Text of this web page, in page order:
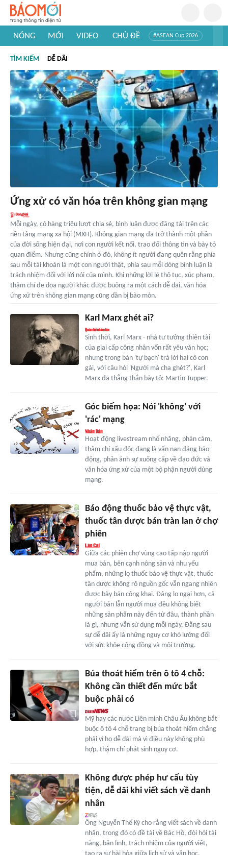
NÓNG MỚI VIDEO CHỦ ĐỀ #ASEAN Cup 2026
#Khám phá Việt Nam
TÌM KIẾM DỄ DÃI
Ứng xử có văn hóa trên không gian mạng
Mỗi ngày, có hàng triệu lượt chia sẻ, bình luận được đăng tải trên các
nền tảng mạng xã hội (MXH). Không gian mạng đã trở thành một phần
của đời sống hiện đại, nơi con người kết nối, trao đổi thông tin và bày tỏ
quan điểm. Nhưng cũng chính ở đó, không ít người đang quên rằng phía
sau mỗi tài khoản là một con người thật, phía sau mỗi dòng bình luận là
trách nhiệm đối với lời nói của mình. Khi những lời lẽ thô tục, xúc phạm,
thậm chí đe dọa người khác được buông ra một cách dễ dãi, văn hóa
ứng xử trên không gian mạng cũng dần bị bào mòn.
Karl Marx ghét ai?
Sinh thời, Karl Marx - nhà tư tưởng thiên tài
của giai cấp công nhân vốn rất yêu văn học;
nhưng trong bản 'tự bạch' trả lời hai cô con
gái, với câu hỏi 'Người mà cha ghét?', Karl
Marx đã thẳng thắn bày tỏ: Martin Tupper.
Góc biếm họa: Nói 'không' với
'rác' mạng
Hoạt động livestream nhố nhăng, phản cảm,
thậm chí xấu độc đang là vấn nạn đáng báo
động, phản ánh sự xuống cấp về đạo đức và
văn hóa ứng xử của một bộ phận người dùng
mạng.
Báo động thuốc bảo vệ thực vật,
thuốc tân dược bán tràn lan ở chợ
phiên
Giữa các phiên chợ vùng cao tấp nập người
mua bán, bên cạnh nông sản và nhu yếu
phẩm, những lọ thuốc bảo vệ thực vật, thuốc
tân dược không rõ nguồn gốc vẫn ngang nhiên
được bày bán công khai. Đáng lo ngại hơn, cả
người bán lẫn người mua đều không biết
những sản phẩm này đến từ đâu, thành phần
là gì, nhưng vẫn sử dụng mỗi ngày. Đằng sau
sự dễ dãi ấy là những nguy cơ khó lường đối
với sức khỏe cộng đồng và môi trường.
Búa thoát hiểm trên ô tô 4 chỗ:
Không cần thiết đến mức bắt
buộc phải có
Mỹ hay các nước Liên minh Châu Âu không bắt
buộc ô tô 4 chỗ trang bị búa thoát hiểm chẳng
phải vì họ dễ dãi mà vì điều này không phù
hợp, thậm chí phát sinh nguy cơ.
Không được phép hư cấu tùy
tiện, dễ dãi khi viết sách về danh
nhân
Ông Nguyễn Thế Kỷ cho rằng viết sách về danh
nhân, trong đó có đề tài về Bác Hồ, đòi hỏi tài
năng, bản lĩnh, trách nhiệm của người viết,
tạo ra sự hài hòa giữa lịch sử và văn học.